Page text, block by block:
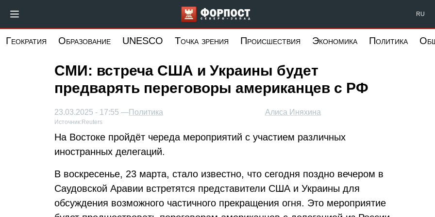
основному
Форпост Северо-Запад RU
Геократия Образование UNESCO Точка зрения Происшествия Экономика Политика
СМИ: встреча США и Украины будет
предварять переговоры американцев с РФ
Алиса Иняхина
23.03.2025 - 17:55 —Политика
Источник: Reuters
На Востоке пройдёт череда мероприятий с участием различных
иностранных делегаций.
В воскресенье, 23 марта, стало известно, что сегодня поздно вечером в
Саудовской Аравии встретятся представители США и Украины для
обсуждения возможного частичного прекращения огня. Это мероприятие